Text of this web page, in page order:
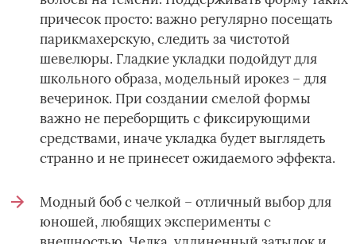
причесок просто: важно регулярно посещать
парикмахерскую, следить за чистотой
шевелюры. Гладкие укладки подойдут для
школьного образа, модельный ирокез – для
вечеринок. При создании смелой формы
важно не переборщить с фиксирующими
средствами, иначе укладка будет выглядеть
странно и не принесет ожидаемого эффекта.
Модный боб с челкой – отличный выбор для
юношей, любящих эксперименты с